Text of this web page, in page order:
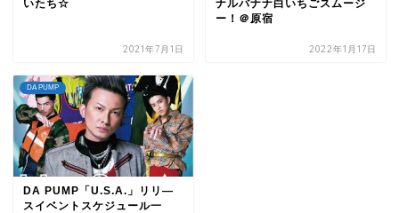
いたち☆
2021年7月1日
ナルバナナ白いちごスムージ
ー！＠原宿
2022年1月17日
DA PUMP
DA PUMP「U.S.A.」リリ―
スイベントスケジュール一